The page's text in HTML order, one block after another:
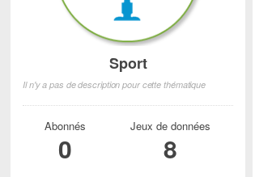
Sport
Il n'y a pas de description pour cette thématique
Abonnés
0
Jeux de données
8